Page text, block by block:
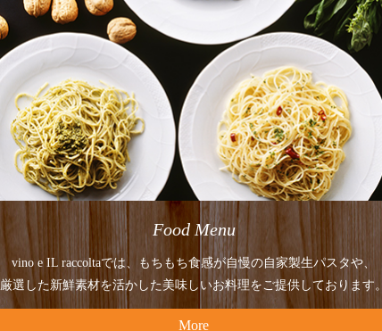
Food Menu
vino e IL raccoltaでは、
もちもち食感が自慢の自家製生パスタや、
厳選した新鮮素材を活かした美味しいお料理をご提供しております。
More